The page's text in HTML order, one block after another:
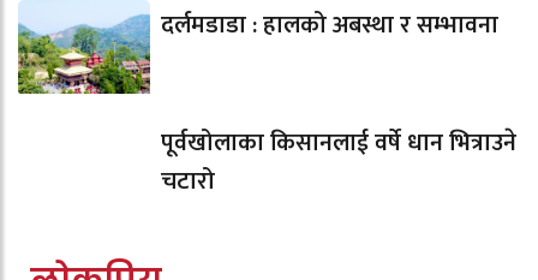
दर्लमडाडा : हालको अबस्था र सम्भावना
पूर्वखोलाका किसानलाई वर्षे धान भित्राउने
चटारो